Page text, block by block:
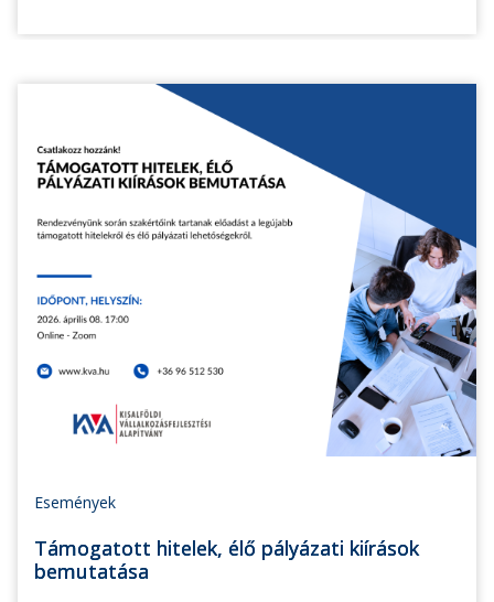
Események
Támogatott hitelek, élő pályázati kiírások
bemutatása